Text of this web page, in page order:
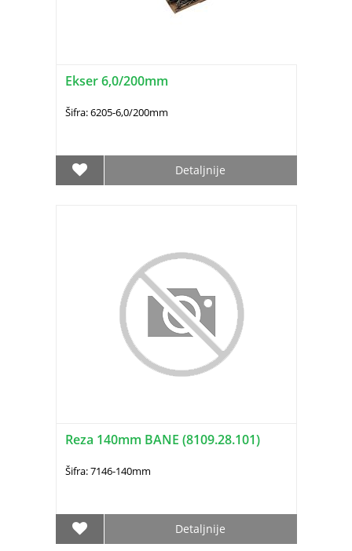
Ekser 6,0/200mm
Šifra: 6205-6,0/200mm
Detaljnije
Reza 140mm BANE (8109.28.101)
Šifra: 7146-140mm
Detaljnije